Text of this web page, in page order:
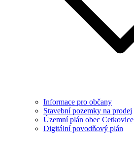
Informace pro občany
Stavební pozemky na prodej
Územní plán obec Cetkovice
Digitální povodňový plán